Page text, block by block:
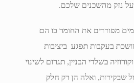
על נזק מהשכנים שלכם.
מפוררים את החומר בו הם
בעקבות תפגע ביציבות
בשלדי הבניין, תגרום לשינוי
שבקירות, ואלה הן רק חלק